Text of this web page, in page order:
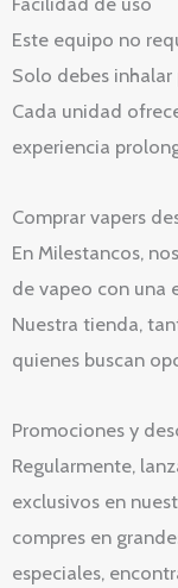
Este equipo no
Solo debes
Cada unidad
experiencia
Comprar vapers
En Milestancos,
de vapeo con una
Nuestra tienda,
quienes buscan
Promociones y
Regularmente,
exclusivos en
compres en
especiales,